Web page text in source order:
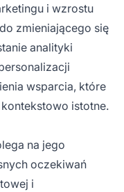
i wzrostu
zmieniającego się
analityki
wsparcia, które
istotne.
na jego
oczekiwań
i